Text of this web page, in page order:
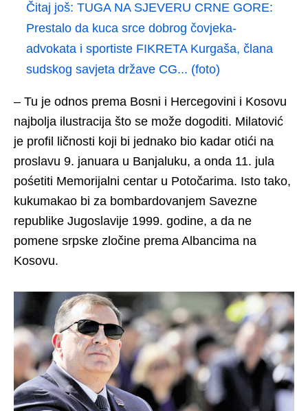
Čitaj još: TUGA NA SJEVERU CRNE GORE:
Prestalo da kuca srce dobrog čovjeka-
advokata i sportiste FIKRETA Kurgaša, člana
sudskog savjeta države CG... (foto)
– Tu je odnos prema Bosni i Hercegovini i Kosovu
najbolja ilustracija što se može dogoditi. Milatović
je profil ličnosti koji bi jednako bio kadar otići na
proslavu 9. januara u Banjaluku, a onda 11. jula
pośetiti Memorijalni centar u Potočarima. Isto tako,
kukumakao bi za bombardovanjem Savezne
republike Jugoslavije 1999. godine, a da ne
pomene srpske zločine prema Albancima na
Kosovu.